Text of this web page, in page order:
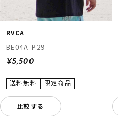
RVCA
BE04A-P29
¥5,500
比較する